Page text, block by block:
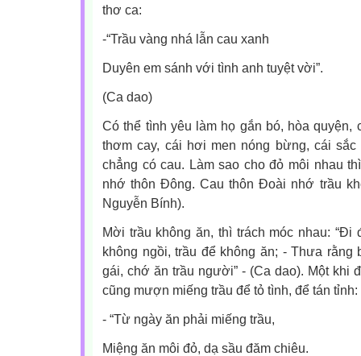
thơ ca:
-“Trầu vàng nhá lẫn cau xanh
Duyên em sánh với tình anh tuyệt vời”.
(Ca dao)
Có thể tình yêu làm họ gắn bó, hòa quyện,
thơm cay, cái hơi men nóng bừng, cái
chẳng có cau. Làm sao cho đỏ môi nhau
nhớ thôn Đông. Cau thôn Đoài nhớ trầu
Nguyễn Bính).
Mời trầu không ăn, thì trách móc nhau: “Đi
không ngồi, trầu để không ăn; - Thưa rằng
gái, chớ ăn trầu người” - (Ca dao). Một khi
cũng mượn miếng trầu để tỏ tình, để tán tỉnh:
- “Từ ngày ăn phải miếng trầu,
Miệng ăn môi đỏ, dạ sầu đăm chiêu.